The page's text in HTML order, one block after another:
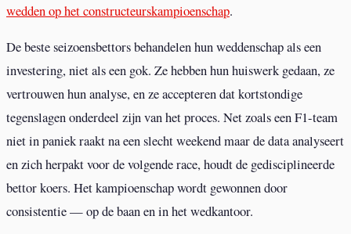
wedden op het constructeurskampioenschap.
De beste seizoensbettors behandelen hun weddenschap als een
investering, niet als een gok. Ze hebben hun huiswerk gedaan, ze
vertrouwen hun analyse, en ze accepteren dat kortstondige
tegenslagen onderdeel zijn van het proces. Net zoals een F1-team
niet in paniek raakt na een slecht weekend maar de data analyseert
en zich herpakt voor de volgende race, houdt de gedisciplineerde
bettor koers. Het kampioenschap wordt gewonnen door
consistentie — op de baan en in het wedkantoor.